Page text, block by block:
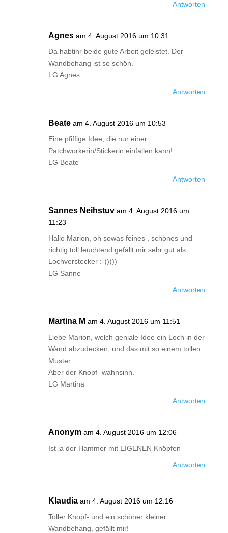
Antworten
Agnes am 4. August 2016 um 10:31
Da habtihr beide gute Arbeit geleistet. Der
Wandbehang ist so schön.
LG Agnes
Antworten
Beate am 4. August 2016 um 10:53
Eine pfiffige Idee, die nur einer
Patchworkerin/Stickerin einfallen kann!
LG Beate
Antworten
Sannes Neihstuv am 4. August 2016 um
11:23
Hallo Marion, oh sowas feines , schönes und
richtig toll leuchtend gefällt mir sehr gut als
Lochverstecker :-)))))
LG Sanne
Antworten
Martina M am 4. August 2016 um 11:51
Liebe Marion, welch geniale Idee ein Loch in der
Wand abzudecken, und das mit so einem tollen
Muster.
Aber der Knopf- wahnsinn.
LG Martina
Antworten
Anonym am 4. August 2016 um 12:06
Ist ja der Hammer mit EIGENEN Knöpfen
Antworten
Klaudia am 4. August 2016 um 12:16
Toller Knopf- und ein schöner kleiner
Wandbehang, gefällt mir!